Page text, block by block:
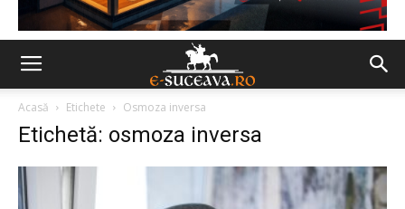
Acasă Etichete Osmoza inversa
Etichetă: osmoza inversa